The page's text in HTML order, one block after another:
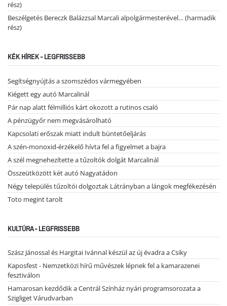
rész)
Beszélgetés Bereczk Balázzsal Marcali alpolgármesterével… (harmadik
rész)
KÉK HÍREK - LEGFRISSEBB
Segítségnyújtás a szomszédos vármegyében
Kiégett egy autó Marcalinál
Pár nap alatt félmilliós kárt okozott a rutinos csaló
A pénzügyőr nem megvásárolható
Kapcsolati erőszak miatt indult büntetőeljárás
A szén-monoxid-érzékelő hívta fel a figyelmet a bajra
A szél megnehezítette a tűzoltók dolgát Marcalinál
Összeütközött két autó Nagyatádon
Négy település tűzoltói dolgoztak Látrányban a lángok megfékezésén
Toto megint tarolt
KULTÚRA - LEGFRISSEBB
Szász Jánossal és Hargitai Ivánnal készül az új évadra a Csiky
Kaposfest - Nemzetközi hírű művészek lépnek fel a kamarazenei
fesztiválon
Hamarosan kezdődik a Centrál Színház nyári programsorozata a
Szigliget Várudvarban